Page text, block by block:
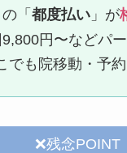
「都度払い 」が
円〜などパ
でも院移動・予
❌残念POINT